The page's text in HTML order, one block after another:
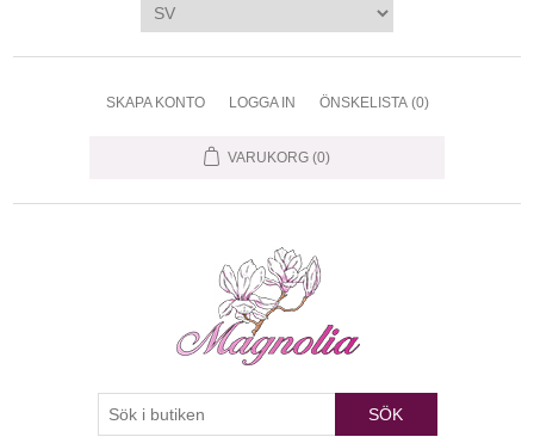
SKAPA KONTO LOGGA IN ÖNSKELISTA (0)
VARUKORG (0)
SÖK